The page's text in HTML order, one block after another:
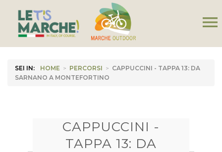
menu
SEI IN: HOME > PERCORSI > CAPPUCCINI - TAPPA 13: DA
SARNANO A MONTEFORTINO
CAPPUCCINI -
TAPPA 13: DA